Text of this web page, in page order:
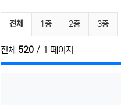
갤러리 분류 목록
전체 1층 2층 3층
전체 520 / 1 페이지